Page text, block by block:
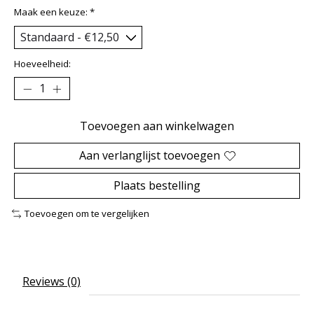
Maak een keuze: *
Hoeveelheid:
Toevoegen aan winkelwagen
Aan verlanglijst toevoegen
Plaats bestelling
Toevoegen om te vergelijken
Reviews (0)